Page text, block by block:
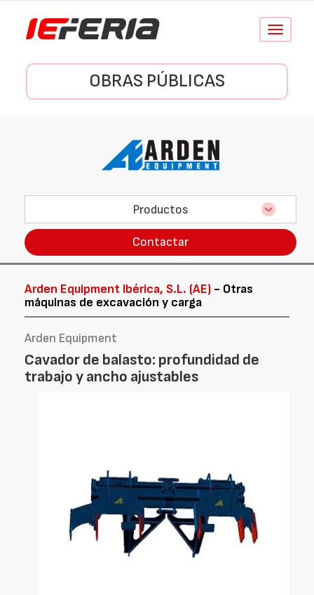
Conmutar
OBRAS PÚBLICAS
Productos
Contactar
Arden Equipment Ibérica, S.L. (AE) - Otras
máquinas de excavación y carga
Arden Equipment
Cavador de balasto: profundidad de
trabajo y ancho ajustables